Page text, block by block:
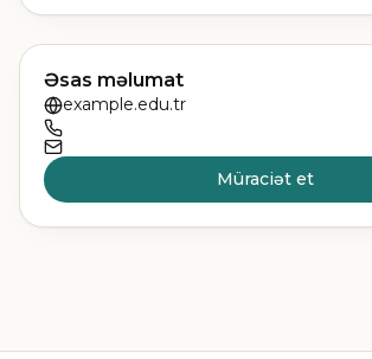
Əsas məlumat
example.edu.tr
Müraciət et